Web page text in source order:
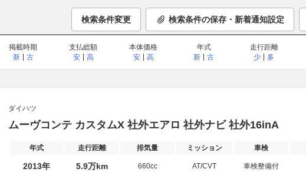
検索条件変更 検索条件の保存・新着通知設定
掲載時期
新
古
支払総額
安
高
本体価格
安
高
年式
新
古
走行距離
少
多
ダイハツ
ムーヴコンテ カスタムX 社外エアロ 社外ナビ 社外16inA
年式 走行距離 排気量 ミッション 車検
2013年 5.9万km 660cc AT/CVT 車検整備付